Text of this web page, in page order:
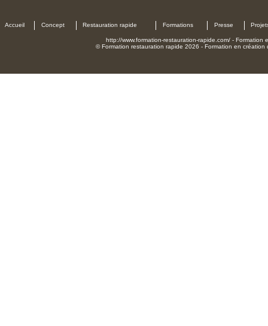
Accueil Concept Restauration rapide Formations Presse
http://www.formation-restauration-rapide.com/ -
© Formation restauration rapide 2026 - Formation en